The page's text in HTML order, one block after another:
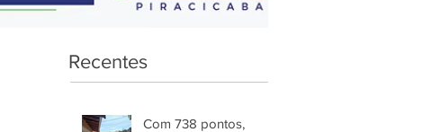
Recentes
Com 738 pontos,